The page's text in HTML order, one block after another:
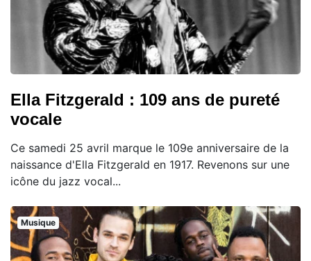
Ella Fitzgerald : 109 ans de pureté
vocale
Ce samedi 25 avril marque le 109e anniversaire de la
naissance d'Ella Fitzgerald en 1917. Revenons sur une
icône du jazz vocal...
Musique